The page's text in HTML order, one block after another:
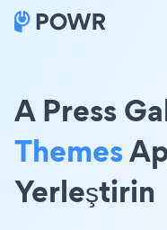
A Press
Themes
Yerleştirin